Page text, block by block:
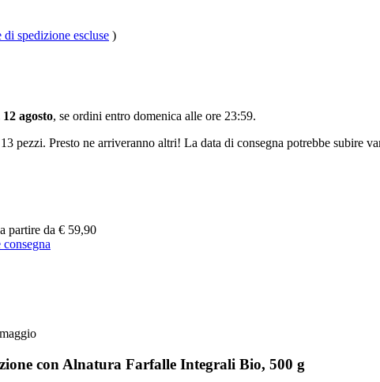
di spedizione escluse )
agosto, se ordini entro domenica alle ore 23:59.
pezzi. Presto ne arriveranno altri! La data di consegna potrebbe subire
a partire da € 59,90
con Alnatura Farfalle Integrali Bio, 500 g